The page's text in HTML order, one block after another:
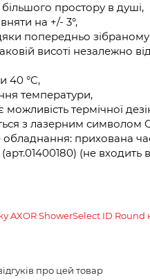
простору в душі,
на +/- 3°,
попередньо
висоті незалежно
40 °C,
температури,
термічної
з лазерним символом
прихована
(не входить
AXOR ShowerSelect ID
про цей товар